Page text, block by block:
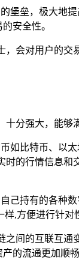
垒，极大地
安全性。
会对用户的
分强大，能够
比特币、以
的行情信息
持有的各种
,方便进行针对
间的互联互
的流通更加顺畅